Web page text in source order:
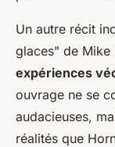
Un autre récit
glaces" de
expériences
ouvrage ne se
audacieuses,
réalités que